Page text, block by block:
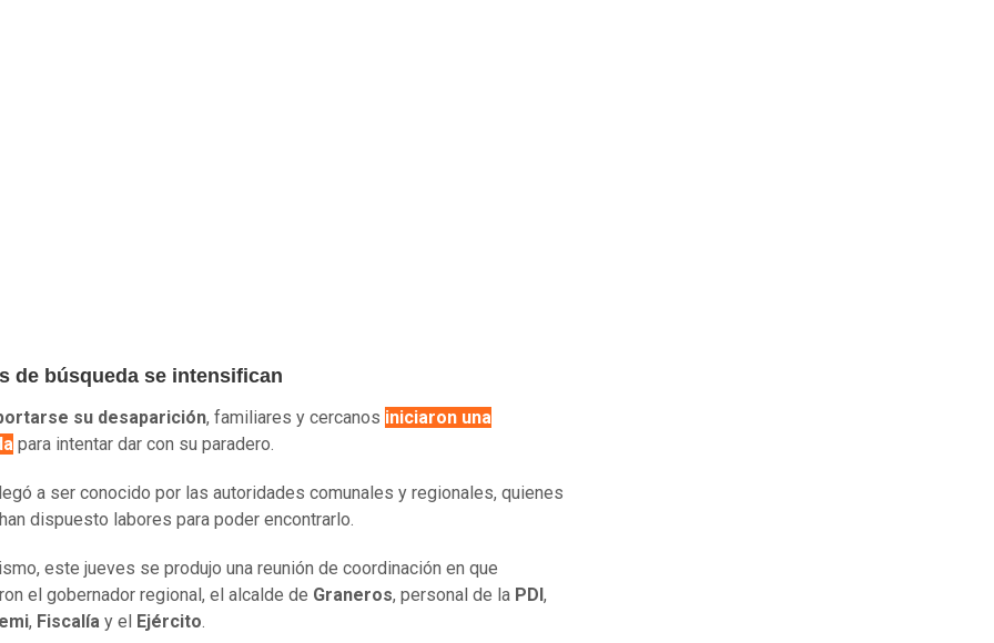
de búsqueda se intensifican
su desaparición, familiares y cercanos iniciaron una
para intentar dar con su paradero.
a ser conocido por las autoridades comunales y regionales, quienes
dispuesto labores para poder encontrarlo.
este jueves se produjo una reunión de coordinación en que
el gobernador regional, el alcalde de Graneros, personal de la PDI,
, Fiscalía y el Ejército